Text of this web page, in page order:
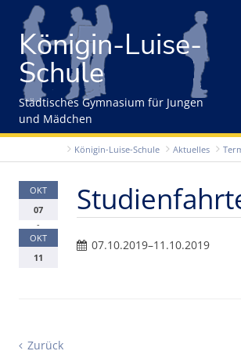
Gleich zum Inhalt der Seite springen
Königin-Luise-
Schule
Städtisches Gymnasium für Jungen
und Mädchen
Königin-Luise-Schule Aktuelles
OKT
07
-
OKT
11
07.10.2019–11.10.2019
Zurück